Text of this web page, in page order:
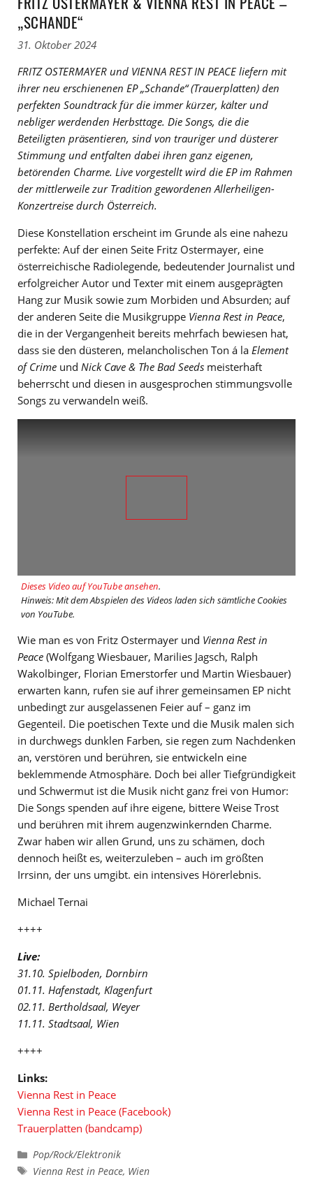
„SCHANDE“
31. Oktober 2024
FRITZ OSTERMAYER und VIENNA REST IN PEACE liefern mit
ihrer neu erschienenen EP „Schande“ (Trauerplatten) den
perfekten Soundtrack für die immer kürzer, kälter und
nebliger werdenden Herbsttage. Die Songs, die die
Beteiligten präsentieren, sind von trauriger und düsterer
Stimmung und entfalten dabei ihren ganz eigenen,
betörenden Charme. Live vorgestellt wird die EP im Rahmen
der mittlerweile zur Tradition gewordenen Allerheiligen-
Konzertreise durch Österreich.
Diese Konstellation erscheint im Grunde als eine nahezu
perfekte: Auf der einen Seite Fritz Ostermayer, eine
österreichische Radiolegende, bedeutender Journalist und
erfolgreicher Autor und Texter mit einem ausgeprägten
Hang zur Musik sowie zum Morbiden und Absurden; auf
der anderen Seite die Musikgruppe Vienna Rest in Peace,
die in der Vergangenheit bereits mehrfach bewiesen hat,
dass sie den düsteren, melancholischen Ton á la Element
of Crime und Nick Cave & The Bad Seeds meisterhaft
beherrscht und diesen in ausgesprochen stimmungsvolle
Songs zu verwandeln weiß.
Dieses Video auf YouTube ansehen.
Hinweis: Mit dem Abspielen des Videos laden sich sämtliche Cookies
von YouTube.
Wie man es von Fritz Ostermayer und Vienna Rest in
Peace (Wolfgang Wiesbauer, Marilies Jagsch, Ralph
Wakolbinger, Florian Emerstorfer und Martin Wiesbauer)
erwarten kann, rufen sie auf ihrer gemeinsamen EP nicht
unbedingt zur ausgelassenen Feier auf – ganz im
Gegenteil. Die poetischen Texte und die Musik malen sich
in durchwegs dunklen Farben, sie regen zum Nachdenken
an, verstören und berühren, sie entwickeln eine
beklemmende Atmosphäre. Doch bei aller Tiefgründigkeit
und Schwermut ist die Musik nicht ganz frei von Humor:
Die Songs spenden auf ihre eigene, bittere Weise Trost
und berühren mit ihrem augenzwinkernden Charme.
Zwar haben wir allen Grund, uns zu schämen, doch
dennoch heißt es, weiterzuleben – auch im größten
Irrsinn, der uns umgibt. ein intensives Hörerlebnis.
Michael Ternai
++++
Live:
31.10. Spielboden, Dornbirn
01.11. Hafenstadt, Klagenfurt
02.11. Bertholdsaal, Weyer
11.11. Stadtsaal, Wien
++++
Links:
Vienna Rest in Peace
Vienna Rest in Peace (Facebook)
Trauerplatten (bandcamp)
Kategorien
Pop/Rock/Elektronik
Schlagwörter
Vienna Rest in Peace, Wien